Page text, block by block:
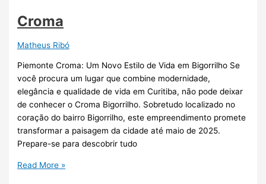
Croma
Matheus Ribó
Piemonte Croma: Um Novo Estilo de Vida em Bigorrilho Se
você procura um lugar que combine modernidade,
elegância e qualidade de vida em Curitiba, não pode deixar
de conhecer o Croma Bigorrilho. Sobretudo localizado no
coração do bairro Bigorrilho, este empreendimento promete
transformar a paisagem da cidade até maio de 2025.
Prepare-se para descobrir tudo
Read More »